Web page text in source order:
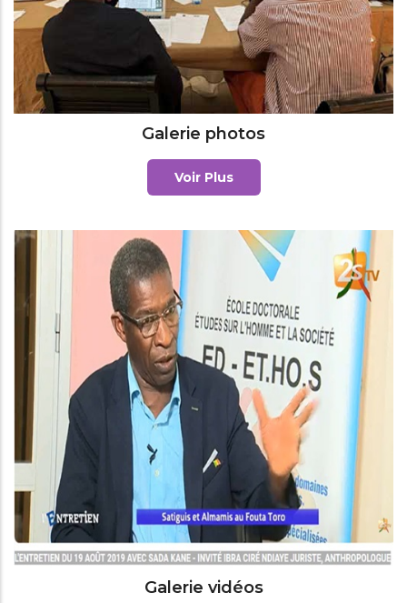
Galerie photos
Voir Plus
Galerie vidéos